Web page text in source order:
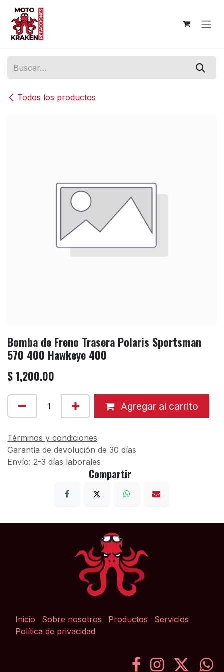
Ir al contenido
Todos los productos
Bomba de Freno Trasera Polaris Sportsman
570 400 Hawkeye 400
$1,200.00
Agregar al carrito
Términos y condiciones
Garantía de devolución de 30 días
Envío: 2-3 días laborales
Compartir
Inicio Sobre nosotros Productos
Servicios
Política de privacidad